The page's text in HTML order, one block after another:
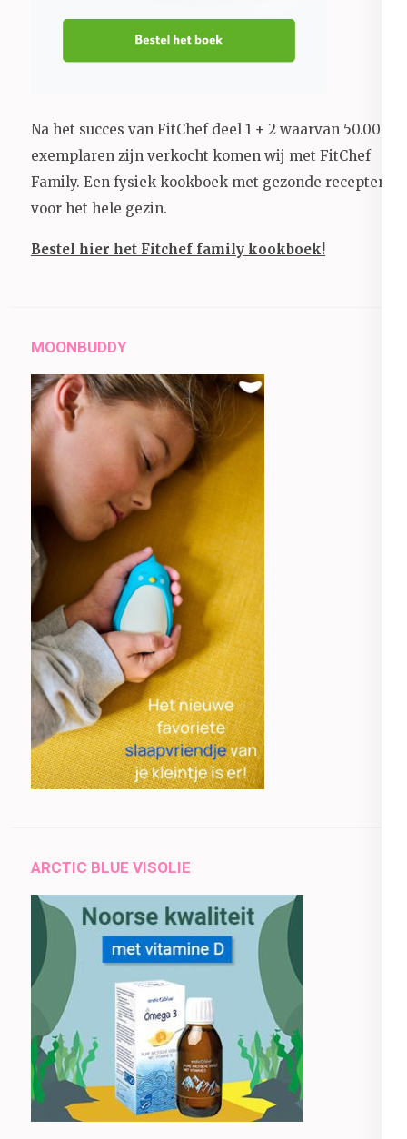
Na het succes van FitChef deel 1 + 2 waarvan 50.000+
exemplaren zijn verkocht komen wij met FitChef
Family. Een fysiek kookboek met gezonde recepten
voor het hele gezin.
Bestel hier het Fitchef family kookboek!
MOONBUDDY
ARCTIC BLUE VISOLIE